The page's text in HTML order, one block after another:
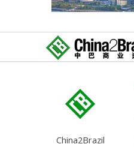
China2Brazil